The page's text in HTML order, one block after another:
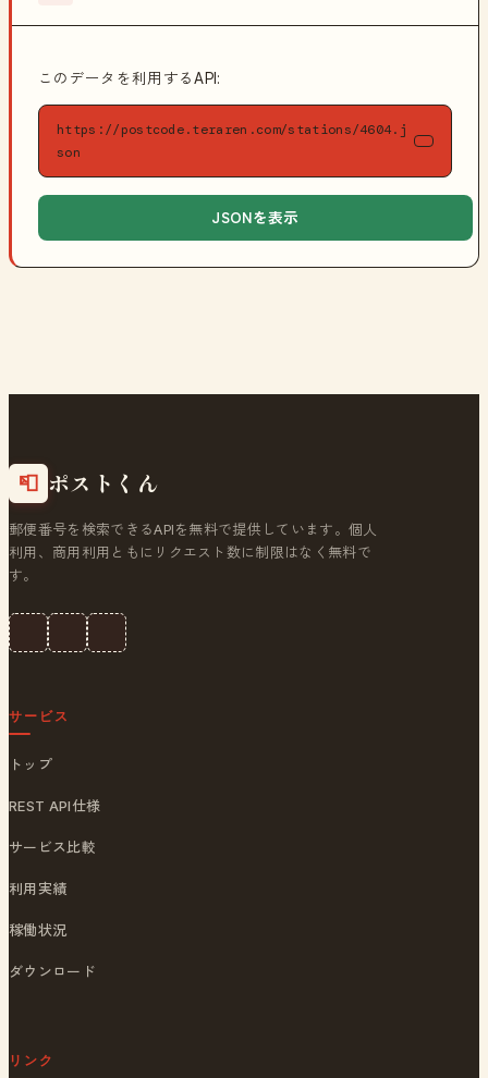
このデータを利用するAPI:
https://postcode.teraren.com/stations/4604.j
son
JSONを表示
📮 ポストくん
郵便番号を検索できるAPIを無料で提供しています。個人
利用、商用利用ともにリクエスト数に制限はなく無料で
す。
サービス
トップ
REST API仕様
サービス比較
利用実績
稼働状況
ダウンロード
リンク